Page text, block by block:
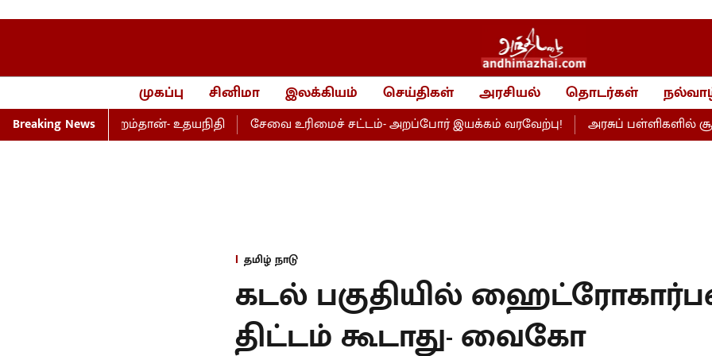
முகப்பு சினிமா இலக்கியம் செய்திகள் அரசியல் தொடர்கள்
Breaking News உதயநிதி சேவை உரிமைச் சட்டம்- அறப்போர் இயக்கம் வரவேற்பு! அரசுப் பள்ளிகளில் சூப்பர்
தமிழ் நாடு
கடல் பகுதியில்
திட்டம் கூடாது- வைகோ